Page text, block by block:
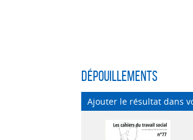
Dépouillements
Ajouter le résultat dans